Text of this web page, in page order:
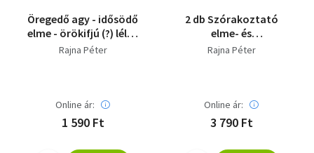
Öregedő agy - idősödő
elme - örökifjú (?) lélek
- Dedikált
Rajna Péter
Online ár:
1 590 Ft
2 db Szórakoztató
elme- és
lélekismeretek: 2/7:
Csodabogár és
dobozember
Rajna Péter
Online ár:
3 790 Ft